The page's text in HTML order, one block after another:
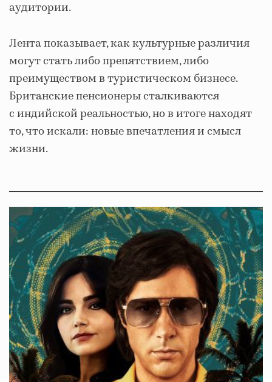
аудитории.
Лента показывает, как культурные различия
могут стать либо препятствием, либо
преимуществом в туристическом бизнесе.
Британские пенсионеры сталкиваются
с индийской реальностью, но в итоге находят
то, что искали: новые впечатления и смысл
жизни.